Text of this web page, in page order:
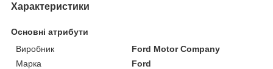
Характеристики
Основні атрибути
Виробник
Ford Motor Company
Марка
Ford